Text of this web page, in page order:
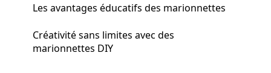
Les avantages éducatifs des marionnettes
Créativité sans limites avec des
marionnettes DIY